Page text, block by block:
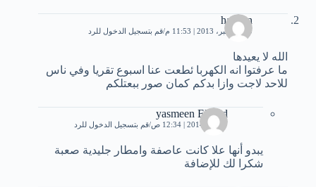
haneen
30 ديسمبر، 2013 | 11:53 م قم بتسجيل الدخول للرد
الله لا يعيدها
ما عرفتوا انه الكهربا ئطعت عنا اسبوع تقريا وفي ناس
للاحد لاجت وازا بدكم كمان صور ببعتلكم
yasmeen Elsayd
7 يناير، 2014 | 12:34 ص قم بتسجيل الدخول للرد
يبدو أنها علا كانت عاصفة وامطار جليدية صعبة
شكرا لك للإضافة